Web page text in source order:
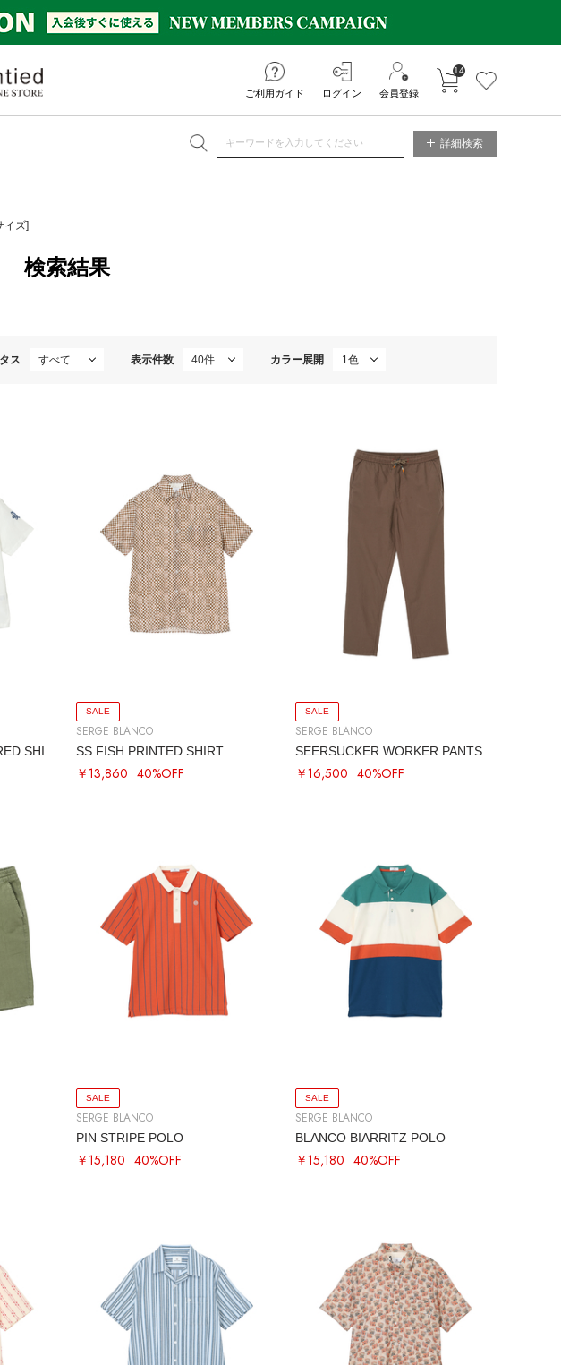
ご利用ガイド ログイン 会員登録
カートに入れる
14
詳細検索
イズ]
検索結果
ス 表示件数 カラー展開
SALE
SERGE BLANCO
SS FISH PRINTED SHIRT
￥13,860 40%OFF
SALE
SERGE BLANCO
SEERSUCKER WORKER PANTS
￥16,500 40%OFF
SALE
SERGE BLANCO
PIN STRIPE POLO
￥15,180 40%OFF
SALE
SERGE BLANCO
BLANCO BIARRITZ POLO
￥15,180 40%OFF